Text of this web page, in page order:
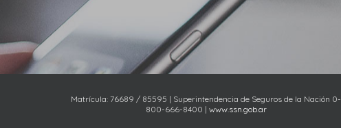
Matrícula: 76689 / 85595 | Superintendencia de Seguros de la Nación 0-
800-666-8400 | www.ssn.gob.ar